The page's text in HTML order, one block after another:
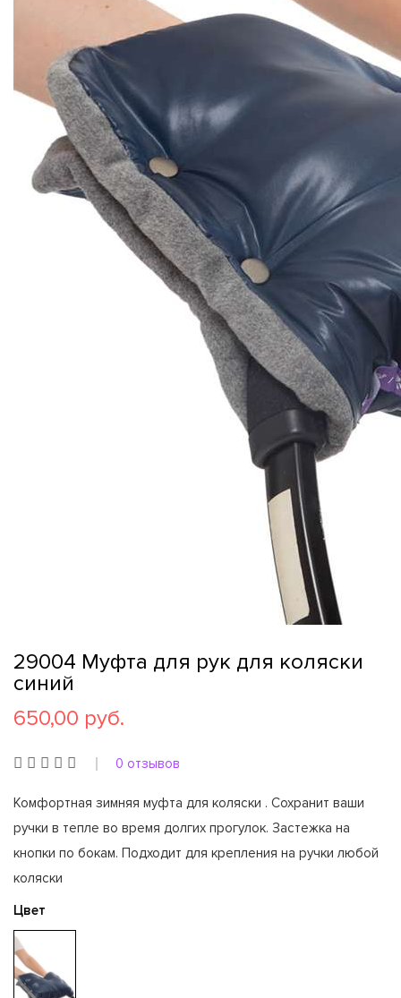
29004 Муфта для рук для коляски
синий
650,00 руб.
0 отзывов
Комфортная зимняя муфта для коляски . Сохранит ваши
ручки в тепле во время долгих прогулок. Застежка на
кнопки по бокам. Подходит для крепления на ручки любой
коляски
Цвет